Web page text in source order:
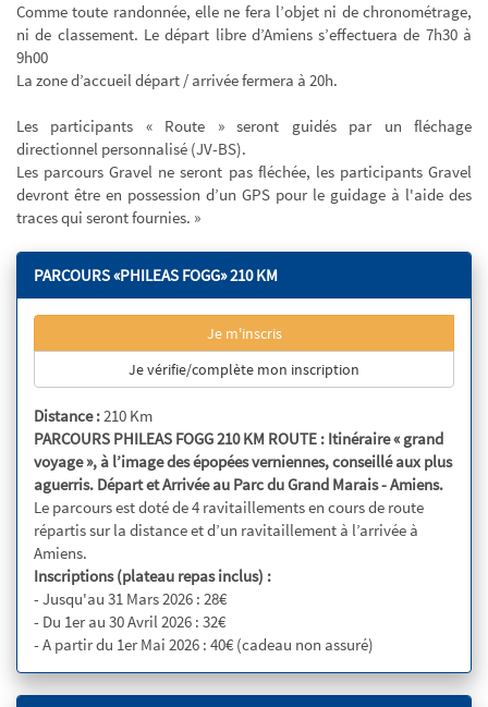
Comme toute randonnée, elle ne fera l’objet ni de chronométrage,
ni de classement. Le départ libre d’Amiens s’effectuera de 7h30 à
9h00
La zone d’accueil départ / arrivée fermera à 20h.
Les participants « Route » seront guidés par un fléchage
directionnel personnalisé (JV-BS).
Les parcours Gravel ne seront pas fléchée, les participants Gravel
devront être en possession d’un GPS pour le guidage à l'aide des
traces qui seront fournies. »
PARCOURS «PHILEAS FOGG» 210 KM
Je m'inscris
Je vérifie/complète mon inscription
Distance :210 Km
PARCOURS PHILEAS FOGG 210 KM ROUTE : Itinéraire « grand
voyage », à l’image des épopées verniennes, conseillé aux plus
aguerris. Départ et Arrivée au Parc du Grand Marais - Amiens.
Le parcours est doté de 4 ravitaillements en cours de route
répartis sur la distance et d’un ravitaillement à l’arrivée à
Amiens.
Inscriptions (plateau repas inclus) :
- Jusqu'au 31 Mars 2026 : 28€
- Du 1er au 30 Avril 2026 : 32€
- A partir du 1er Mai 2026 : 40€ (cadeau non assuré)